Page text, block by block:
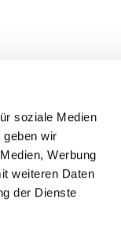
soziale Medien
geben wir
Werbung
weiteren Daten
der Dienste